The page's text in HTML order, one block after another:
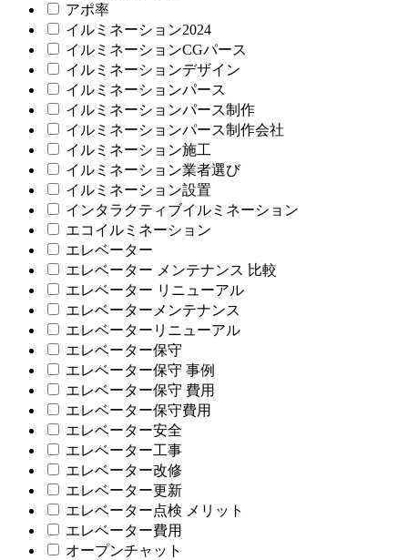
アポ率
イルミネーション2024
イルミネーションCGパース
イルミネーションデザイン
イルミネーションパース
イルミネーションパース制作
イルミネーションパース制作会社
イルミネーション施工
イルミネーション業者選び
イルミネーション設置
インタラクティブイルミネーション
エコイルミネーション
エレベーター
エレベーター メンテナンス 比較
エレベーター リニューアル
エレベーターメンテナンス
エレベーターリニューアル
エレベーター保守
エレベーター保守 事例
エレベーター保守 費用
エレベーター保守費用
エレベーター安全
エレベーター工事
エレベーター改修
エレベーター更新
エレベーター点検 メリット
エレベーター費用
オープンチャット